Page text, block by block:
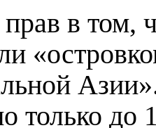
в том,
только до